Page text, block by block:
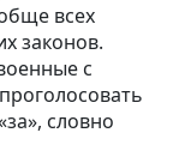
всех
законов.
с
словно